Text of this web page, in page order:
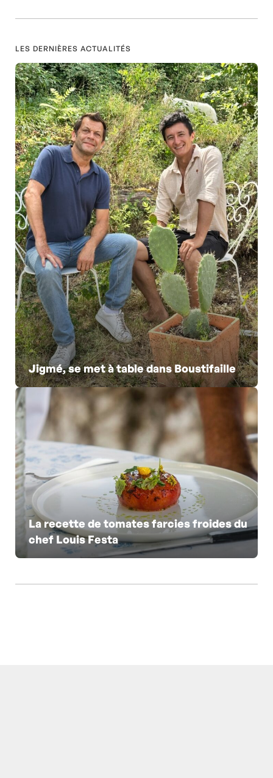
LES DERNIÈRES ACTUALITÉS
Jigmé, se met à table dans Boustifaille
La recette de tomates farcies froides du
chef Louis Festa